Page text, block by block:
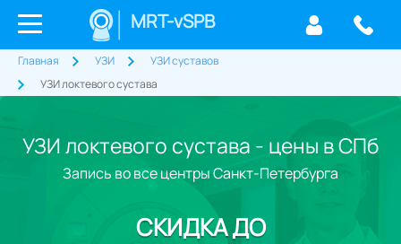
MRT-vSPB
Главная УЗИ
УЗИ суставов
УЗИ локтевого сустава
УЗИ локтевого сустава - цены в СПб
Запись во все центры Санкт-Петербурга
СКИДКАДО